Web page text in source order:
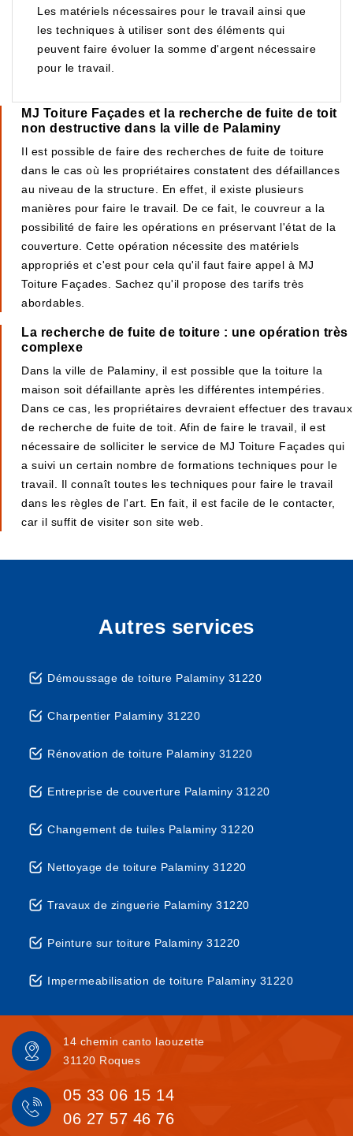
Les matériels nécessaires pour le travail ainsi que
les techniques à utiliser sont des éléments qui
peuvent faire évoluer la somme d'argent nécessaire
pour le travail.
MJ Toiture Façades et la recherche de fuite de toit
non destructive dans la ville de Palaminy
Il est possible de faire des recherches de fuite de toiture
dans le cas où les propriétaires constatent des défaillances
au niveau de la structure. En effet, il existe plusieurs
manières pour faire le travail. De ce fait, le couvreur a la
possibilité de faire les opérations en préservant l'état de la
couverture. Cette opération nécessite des matériels
appropriés et c'est pour cela qu'il faut faire appel à MJ
Toiture Façades. Sachez qu'il propose des tarifs très
abordables.
La recherche de fuite de toiture : une opération très
complexe
Dans la ville de Palaminy, il est possible que la toiture la
maison soit défaillante après les différentes intempéries.
Dans ce cas, les propriétaires devraient effectuer des travaux
de recherche de fuite de toit. Afin de faire le travail, il est
nécessaire de solliciter le service de MJ Toiture Façades qui
a suivi un certain nombre de formations techniques pour le
travail. Il connaît toutes les techniques pour faire le travail
dans les règles de l'art. En fait, il est facile de le contacter,
car il suffit de visiter son site web.
Autres services
Démoussage de toiture Palaminy 31220
Charpentier Palaminy 31220
Rénovation de toiture Palaminy 31220
Entreprise de couverture Palaminy 31220
Changement de tuiles Palaminy 31220
Nettoyage de toiture Palaminy 31220
Travaux de zinguerie Palaminy 31220
Peinture sur toiture Palaminy 31220
Impermeabilisation de toiture Palaminy 31220
14 chemin canto laouzette
31120 Roques
05 33 06 15 14
06 27 57 46 76